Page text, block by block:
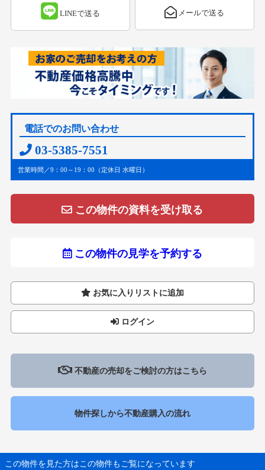
LINEで送る メールで送る
電話でのお問い合わせ
03-5385-7551
営業時間／9：00～19：00（定休日 水曜日）
この物件の資料を受け取る
この物件の見学を予約する
お気に入りリストに追加
ログイン
不動産の売却をご検討の方はこちら
物件探しから不動産購入の流れ
この物件を見た方はこの物件もご覧になっています